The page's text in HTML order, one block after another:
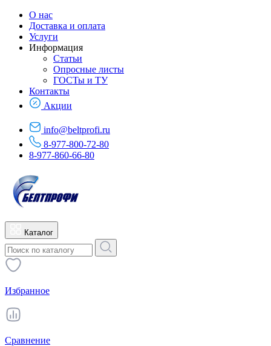
О нас
Доставка и оплата
Услуги
Информация
Статьи
Опросные листы
ГОСТы и ТУ
Контакты
Акции
info@beltprofi.ru
8-977-800-72-80
8-977-860-66-80
Каталог
Избранное
Сравнение